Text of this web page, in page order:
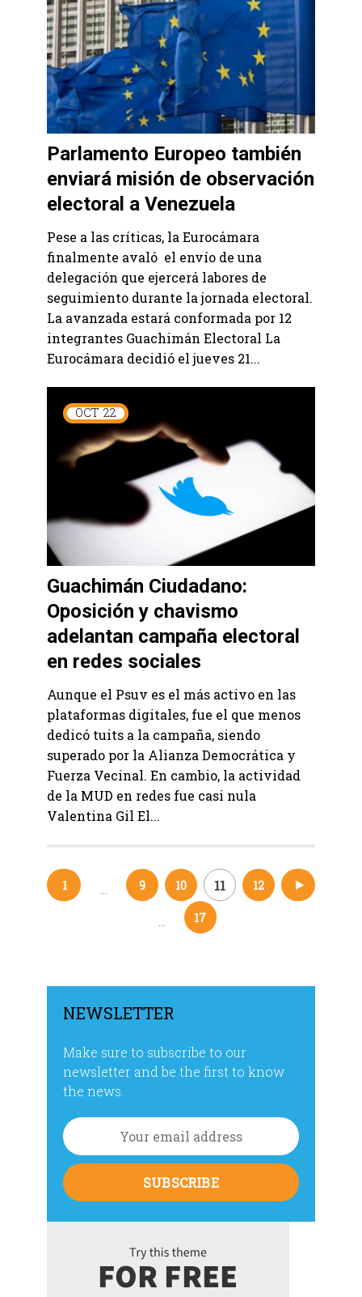
Parlamento Europeo también
enviará misión de observación
electoral a Venezuela
Pese a las críticas, la Eurocámara
finalmente avaló el envío de una
delegación que ejercerá labores de
seguimiento durante la jornada electoral.
La avanzada estará conformada por 12
integrantes Guachimán Electoral La
Eurocámara decidió el jueves 21...
OCT 22
Guachimán Ciudadano:
Oposición y chavismo
adelantan campaña electoral
en redes sociales
Aunque el Psuv es el más activo en las
plataformas digitales, fue el que menos
dedicó tuits a la campaña, siendo
superado por la Alianza Democrática y
Fuerza Vecinal. En cambio, la actividad
de la MUD en redes fue casi nula
Valentina Gil El...
NEWSLETTER
Make sure to subscribe to our
newsletter and be the first to know
the news.
Navegación
1 … 9 10 11 12 13
… 17